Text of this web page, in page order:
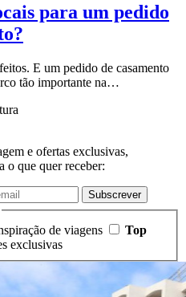
para um pedido
E um pedido de casamento
tão importante na…
e ofertas exclusivas,
o que quer receber:
Subscrever
de viagens
Top
exclusivas